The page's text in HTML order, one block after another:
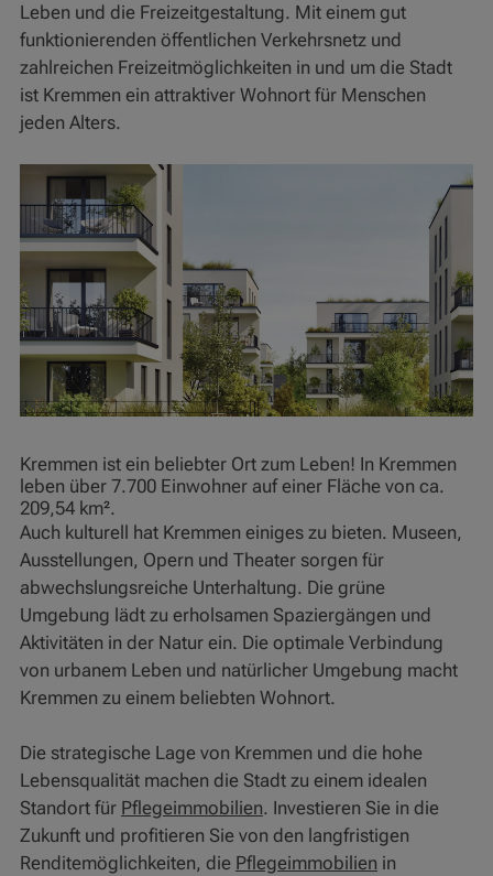
Leben und die Freizeitgestaltung. Mit einem gut
funktionierenden öffentlichen Verkehrsnetz und
zahlreichen Freizeitmöglichkeiten in und um die Stadt
ist Kremmen ein attraktiver Wohnort für Menschen
jeden Alters.
Kremmen ist ein beliebter Ort zum Leben! In Kremmen
leben über 7.700 Einwohner auf einer Fläche von ca.
209,54 km².
Auch kulturell hat Kremmen einiges zu bieten. Museen,
Ausstellungen, Opern und Theater sorgen für
abwechslungsreiche Unterhaltung. Die grüne
Umgebung lädt zu erholsamen Spaziergängen und
Aktivitäten in der Natur ein. Die optimale Verbindung
von urbanem Leben und natürlicher Umgebung macht
Kremmen zu einem beliebten Wohnort.
Die strategische Lage von Kremmen und die hohe
Lebensqualität machen die Stadt zu einem idealen
Standort für Pflegeimmobilien. Investieren Sie in die
Zukunft und profitieren Sie von den langfristigen
Renditemöglichkeiten, die Pflegeimmobilien in